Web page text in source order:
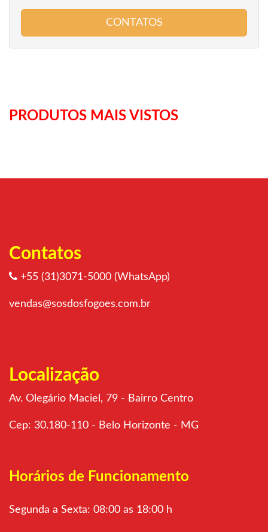
CONTATOS
PRODUTOS MAIS VISTOS
Contatos
+55 (31)3071-5000 (WhatsApp)
vendas@sosdosfogoes.com.br
Localização
Av. Olegário Maciel, 79 - Bairro Centro
Cep: 30.180-110 - Belo Horizonte - MG
Horários de Funcionamento
Segunda a Sexta: 08:00 as 18:00 h